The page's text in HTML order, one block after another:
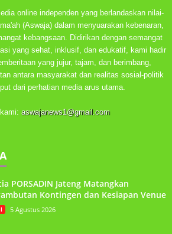
online independen yang berlandaskan nilai-
(Aswaja) dalam menyuarakan kebenaran,
kebangsaan. Didirikan dengan semangat
yang sehat, inklusif, dan edukatif, kami hadir
yang jujur, tajam, dan berimbang,
antara masyarakat dan realitas sosial-politik
dari perhatian media arus utama.
aswajanews1@gmail.com
PORSADIN Jateng Matangkan
Kontingen dan Kesiapan Venue
5 Agustus 2026